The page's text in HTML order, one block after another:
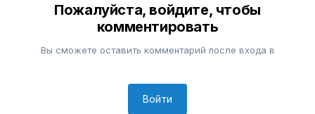
Пожалуйста, войдите, чтобы
комментировать
Вы сможете оставить комментарий после входа в
Войти